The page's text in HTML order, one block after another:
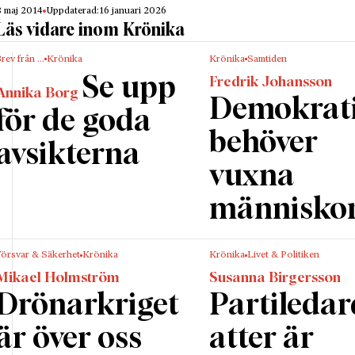
maj 2014 Uppdaterad:16 januari 2026
vidare inom Krönika
från … Krönika
Borg Se upp
de goda
Krönika Samtiden
Fredrik Johansson
behöver
vuxna
& Säkerhet Krönika
Holmström
över oss
Krönika Livet & Politiken
Susanna Birgersson
atter är